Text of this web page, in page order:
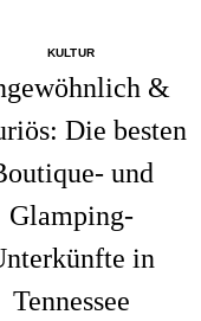
KULTUR
&
Die besten
und
Glamping-
in
Tennessee